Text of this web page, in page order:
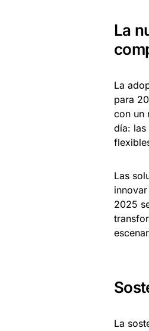
La
La
para
con un
día: las
Las
2025
La